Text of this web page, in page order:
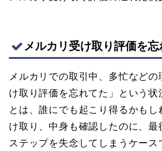
メルカリ受け取り評価を
メルカリでの取引中、多忙など
け取り評価を忘れてた」という状
とは、誰にでも起こり得るかもし
け取り、中身も確認したのに、最
ステップを失念してしまうケー